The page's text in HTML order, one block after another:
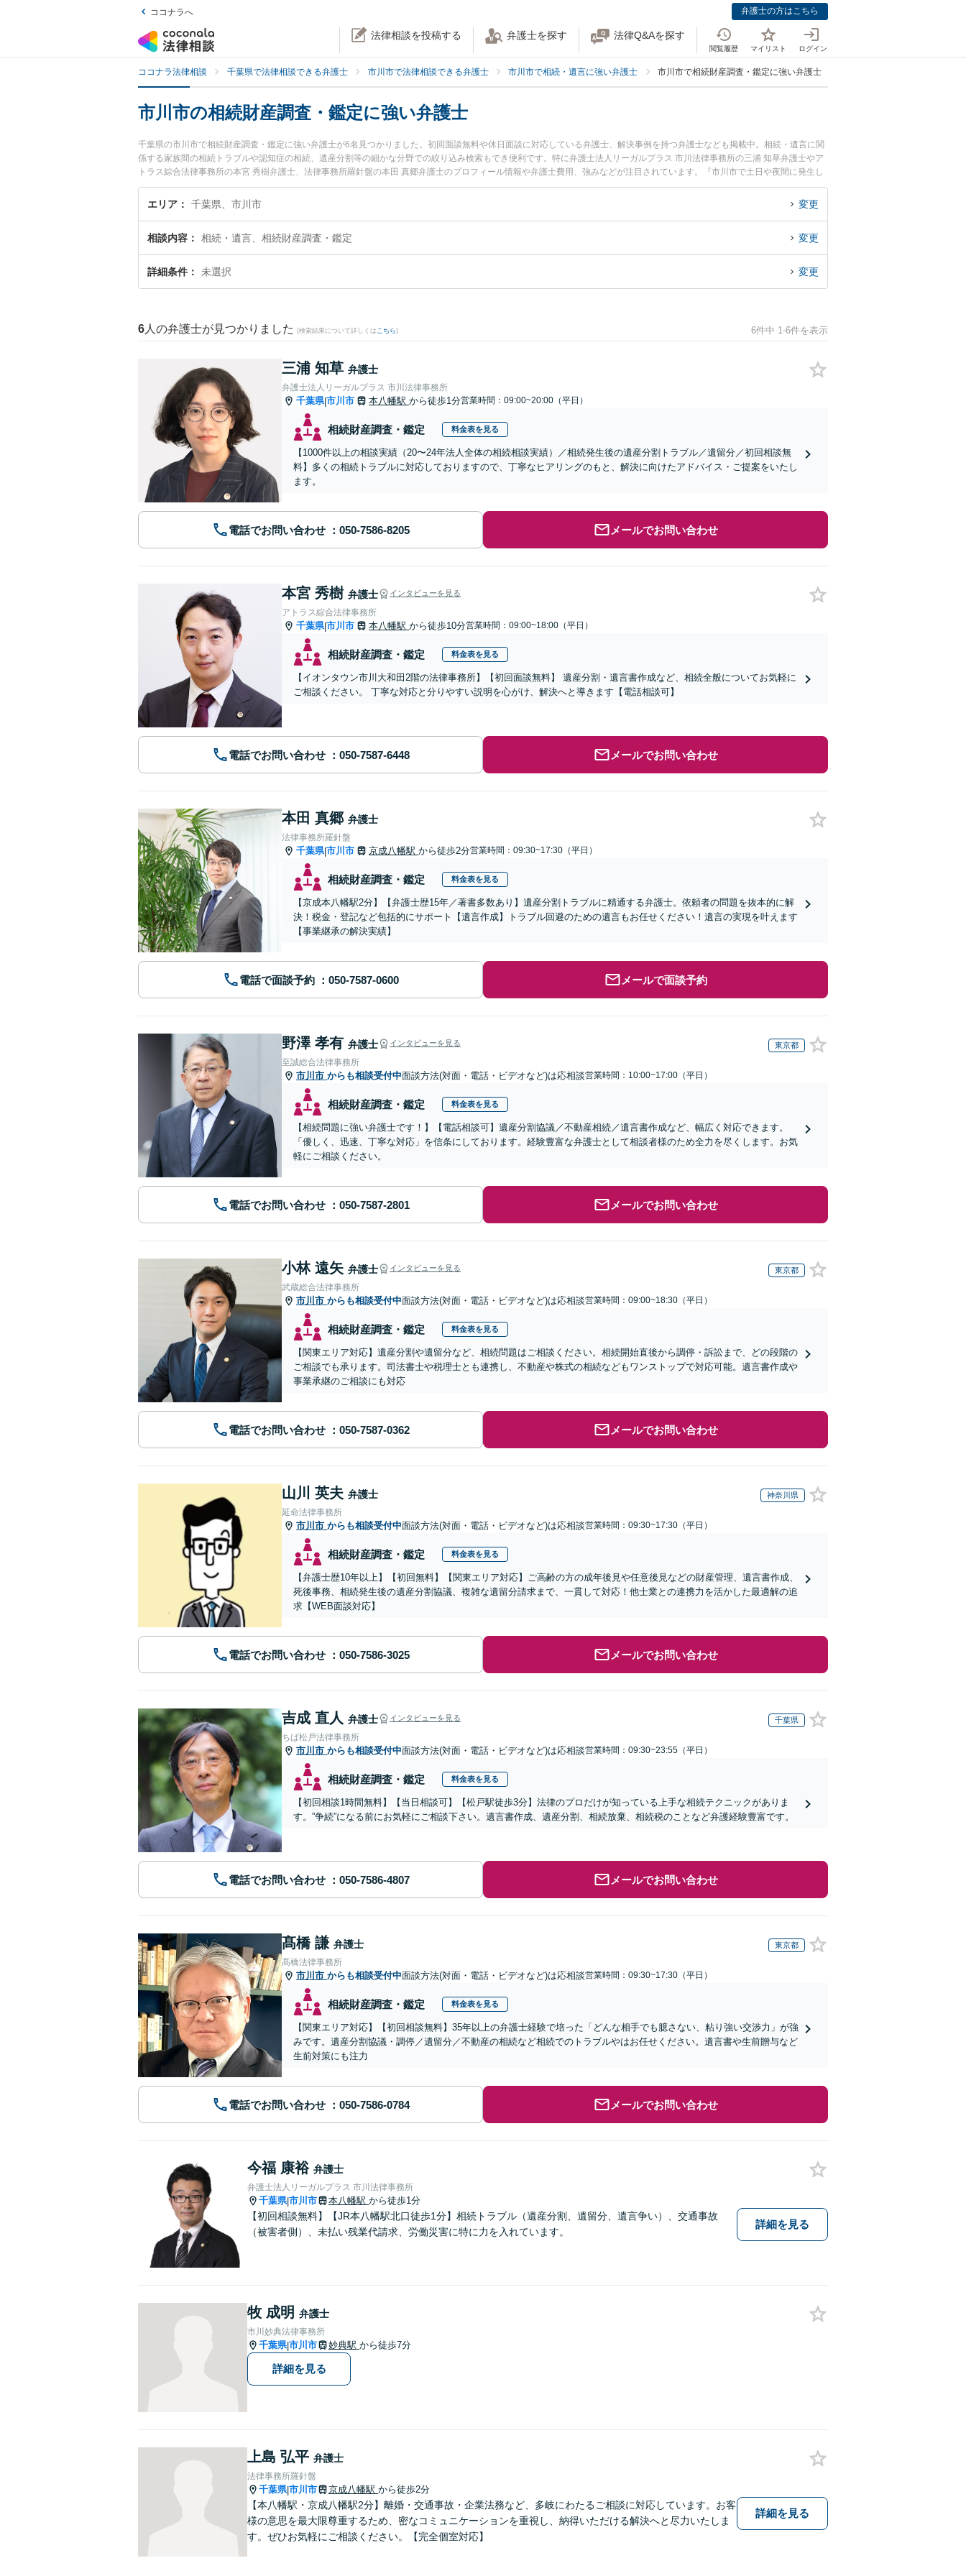
ココナラへ 弁護士の方はこちら
法律相談を投稿する 弁護士を探す 法律Q&Aを探す
閲覧履歴 マイリスト ログイン
ココナラ法律相談 千葉県で法律相談できる弁護士 市川市で法律相談できる弁護士 市川市で相続・遺言に強い弁護士 市川市で相続財産調査・鑑定に強い弁護士
市川市の相続財産調査・鑑定に強い弁護士
千葉県の市川市で相続財産調査・鑑定に強い弁護士が6名見つかりました。初回面談無料や休日面談に対応している弁護士、解決事例を持つ弁護士なども掲載中。相続・遺言に関
係する家族間の相続トラブルや認知症の相続、遺産分割等の細かな分野での絞り込み検索もでき便利です。特に弁護士法人リーガルプラス 市川法律事務所の三浦 知草弁護士やア
トラス綜合法律事務所の本宮 秀樹弁護士、法律事務所羅針盤の本田 真郷弁護士のプロフィール情報や弁護士費用、強みなどが注目されています。『市川市で土日や夜間に発生し
た相続財産調査・鑑定のトラブルを今すぐに弁護士に相談したい』『相続財産調査・鑑定のトラブル解決の実績豊富な近くの弁護士を検索したい』『初回相談無料で相続財産調
査・鑑定を法律相談できる市川市内の弁護士に相談予約したい』などでお困りの相談者さんにおすすめです。
エリア 千葉県、市川市 変更
相談内容 相続・遺言、相続財産調査・鑑定 変更
詳細条件 未選択 変更
6 人の弁護士が見つかりました (検索結果について詳しくは こちら) 6件中 1-6件を表示
三浦 知草 弁護士
弁護士法人リーガルプラス 市川法律事務所
千葉県|市川市 本八幡駅 から徒歩1分営業時間：09:00~20:00（平日）
相続財産調査・鑑定 料金表を見る
【1000件以上の相談実績（20〜24年法人全体の相続相談実績）／相続発生後の遺産分割トラブル／遺留分／初回相談無
料】多くの相続トラブルに対応しておりますので、丁寧なヒアリングのもと、解決に向けたアドバイス・ご提案をいたし
ます。
電話でお問い合わせ メールでお問い合わせ
本宮 秀樹 弁護士 インタビューを見る
アトラス綜合法律事務所
千葉県|市川市 本八幡駅 から徒歩10分営業時間：09:00~18:00（平日）
相続財産調査・鑑定 料金表を見る
【イオンタウン市川大和田2階の法律事務所】【初回面談無料】 遺産分割・遺言書作成など、相続全般についてお気軽に
ご相談ください。 丁寧な対応と分りやすい説明を心がけ、解決へと導きます【電話相談可】
電話でお問い合わせ メールでお問い合わせ
本田 真郷 弁護士
法律事務所羅針盤
千葉県|市川市 京成八幡駅 から徒歩2分営業時間：09:30~17:30（平日）
相続財産調査・鑑定 料金表を見る
【京成本八幡駅2分】【弁護士歴15年／著書多数あり】遺産分割トラブルに精通する弁護士。依頼者の問題を抜本的に解
決！税金・登記など包括的にサポート【遺言作成】トラブル回避のための遺言もお任せください！遺言の実現を叶えます
【事業継承の解決実績】
電話で面談予約 メールで面談予約
野澤 孝有 弁護士 インタビューを見る 東京都
至誠総合法律事務所
市川市 からも相談受付中面談方法(対面・電話・ビデオなど)は応相談営業時間：10:00~17:00（平日）
相続財産調査・鑑定 料金表を見る
【相続問題に強い弁護士です！】【電話相談可】遺産分割協議／不動産相続／遺言書作成など、幅広く対応できます。
「優しく、迅速、丁寧な対応」を信条にしております。経験豊富な弁護士として相談者様のため全力を尽くします。お気
軽にご相談ください。
電話でお問い合わせ メールでお問い合わせ
小林 遠矢 弁護士 インタビューを見る 東京都
武蔵総合法律事務所
市川市 からも相談受付中面談方法(対面・電話・ビデオなど)は応相談営業時間：09:00~18:30（平日）
相続財産調査・鑑定 料金表を見る
【関東エリア対応】遺産分割や遺留分など、相続問題はご相談ください。相続開始直後から調停・訴訟まで、どの段階の
ご相談でも承ります。司法書士や税理士とも連携し、不動産や株式の相続などもワンストップで対応可能。遺言書作成や
事業承継のご相談にも対応
電話でお問い合わせ メールでお問い合わせ
山川 英夫 弁護士 神奈川県
延命法律事務所
市川市 からも相談受付中面談方法(対面・電話・ビデオなど)は応相談営業時間：09:30~17:30（平日）
相続財産調査・鑑定 料金表を見る
【弁護士歴10年以上】【初回無料】【関東エリア対応】ご高齢の方の成年後見や任意後見などの財産管理、遺言書作成、
死後事務、相続発生後の遺産分割協議、複雑な遺留分請求まで、一貫して対応！他士業との連携力を活かした最適解の追
求【WEB面談対応】
電話でお問い合わせ メールでお問い合わせ
吉成 直人 弁護士 インタビューを見る 千葉県
ちば松戸法律事務所
市川市 からも相談受付中面談方法(対面・電話・ビデオなど)は応相談営業時間：09:30~23:55（平日）
相続財産調査・鑑定 料金表を見る
【初回相談1時間無料】【当日相談可】【松戸駅徒歩3分】法律のプロだけが知っている上手な相続テクニックがありま
す。”争続”になる前にお気軽にご相談下さい。遺言書作成、遺産分割、相続放棄、相続税のことなど弁護経験豊富です。
電話でお問い合わせ メールでお問い合わせ
髙橋 謙 弁護士 東京都
髙橋法律事務所
市川市 からも相談受付中面談方法(対面・電話・ビデオなど)は応相談営業時間：09:30~17:30（平日）
相続財産調査・鑑定 料金表を見る
【関東エリア対応】【初回相談無料】35年以上の弁護士経験で培った「どんな相手でも臆さない、粘り強い交渉力」が強
みです。遺産分割協議・調停／遺留分／不動産の相続など相続でのトラブルやはお任せください。遺言書や生前贈与など
生前対策にも注力
電話でお問い合わせ メールでお問い合わせ
今福 康裕 弁護士
弁護士法人リーガルプラス 市川法律事務所
千葉県|市川市 本八幡駅 から徒歩1分
【初回相談無料】【JR本八幡駅北口徒歩1分】相続トラブル（遺産分割、遺留分、遺言争い）、交通事故
（被害者側）、未払い残業代請求、労働災害に特に力を入れています。
詳細を見る
牧 成明 弁護士
市川妙典法律事務所
千葉県|市川市 妙典駅 から徒歩7分
詳細を見る
上島 弘平 弁護士
法律事務所羅針盤
千葉県|市川市 京成八幡駅 から徒歩2分
【本八幡駅・京成八幡駅2分】離婚・交通事故・企業法務など、多岐にわたるご相談に対応しています。お客
様の意思を最大限尊重するため、密なコミュニケーションを重視し、納得いただける解決へと尽力いたしま
す。ぜひお気軽にご相談ください。【完全個室対応】
詳細を見る